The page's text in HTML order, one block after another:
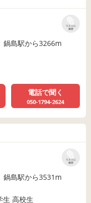
リストに
保存
鍋島駅から3266m
電話で聞く
050-1794-2624
リストに
保存
鍋島駅から3531m
生 高校生